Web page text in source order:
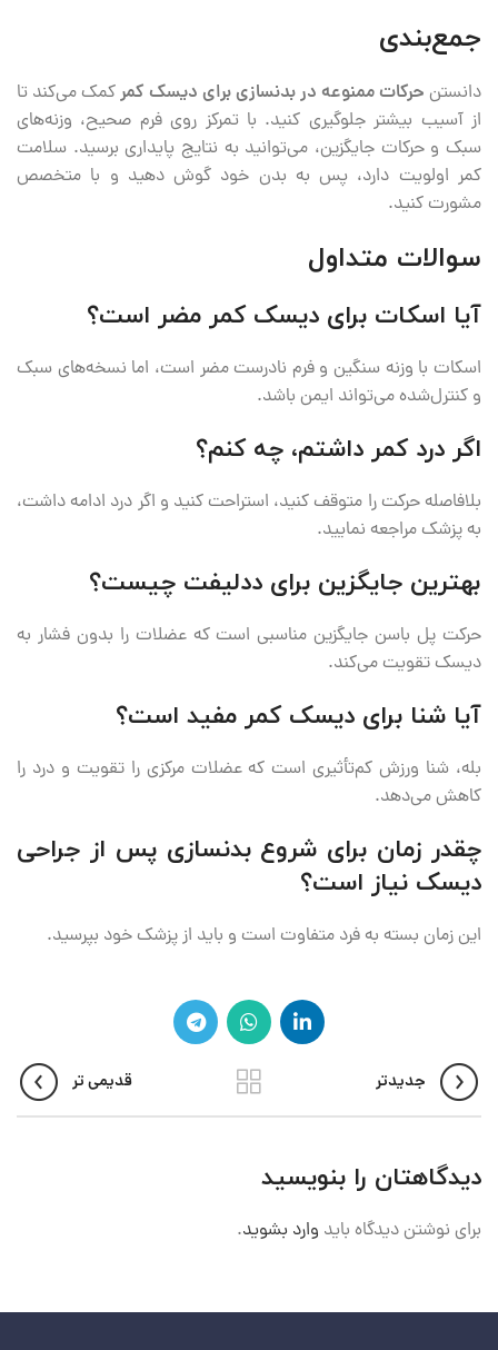
جمع‌بندی
دانستن حرکات ممنوعه در بدنسازی برای دیسک کمرکمک می‌کند تا
از آسیب بیشتر جلوگیری کنید. با تمرکز روی فرم صحیح، وزنه‌های
سبک و حرکات جایگزین، می‌توانید به نتایج پایداری برسید. سلامت
کمر اولویت دارد، پس به بدن خود گوش دهید و با متخصص
مشورت کنید.
سوالات متداول
آیا اسکات برای دیسک کمر مضر است؟
اسکات با وزنه سنگین و فرم نادرست مضر است، اما نسخه‌های سبک
و کنترل‌شده می‌تواند ایمن باشد.
اگر درد کمر داشتم، چه کنم؟
بلافاصله حرکت را متوقف کنید، استراحت کنید و اگر درد ادامه داشت،
به پزشک مراجعه نمایید.
بهترین جایگزین برای ددلیفت چیست؟
حرکت پل باسن جایگزین مناسبی است که عضلات را بدون فشار به
دیسک تقویت می‌کند.
آیا شنا برای دیسک کمر مفید است؟
بله، شنا ورزش کم‌تأثیری است که عضلات مرکزی را تقویت و درد را
کاهش می‌دهد.
چقدر زمان برای شروع بدنسازی پس از جراحی
دیسک نیاز است؟
این زمان بسته به فرد متفاوت است و باید از پزشک خود بپرسید.
جدیدتر قدیمی تر
دیدگاهتان را بنویسید
برای نوشتن دیدگاه باید وارد بشوید.